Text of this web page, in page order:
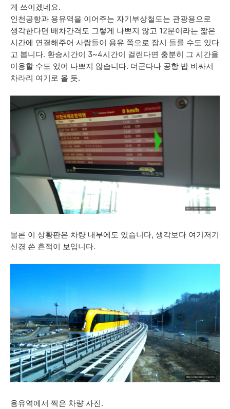
게 쓰이겠네요.
인천공항과 용유역을 이어주는 자기부상철도는 관광용으로
생각한다면 배차간격도 그렇게 나쁘지 않고 12분이라는 짧은
시간에 연결해주어 사람들이 용유 쪽으로 잠시 들를 수도 있다
고 봅니다. 환승시간이 3~4시간이 걸린다면 충분히 그 시간을
이용할 수도 있어 나쁘지 않습니다. 더군다나 공항 밥 비싸서
차라리 여기로 올 듯.
물론 이 상황판은 차량 내부에도 있습니다, 생각보다 여기저기
신경 쓴 흔적이 보입니다.
용유역에서 찍은 차량 사진.